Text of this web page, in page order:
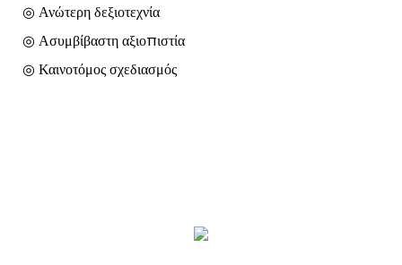
◎ Ανώτερη δεξιοτεχνία
◎ Ασυμβίβαστη αξιοπιστία
◎ Καινοτόμος σχεδιασμός